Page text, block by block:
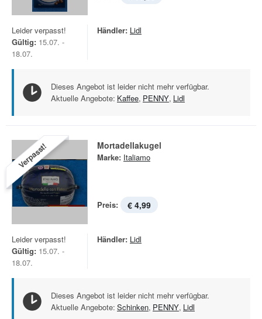
Leider verpasst!
Gültig: 15.07. -
18.07.
Händler: Lidl
Dieses Angebot ist leider nicht mehr verfügbar.
Aktuelle Angebote: Kaffee, PENNY, Lidl
Verpasst! Mortadellakugel
Marke: Italiamo
Preis: € 4,99
Leider verpasst!
Gültig: 15.07. -
18.07.
Händler: Lidl
Dieses Angebot ist leider nicht mehr verfügbar.
Aktuelle Angebote: Schinken, PENNY, Lidl